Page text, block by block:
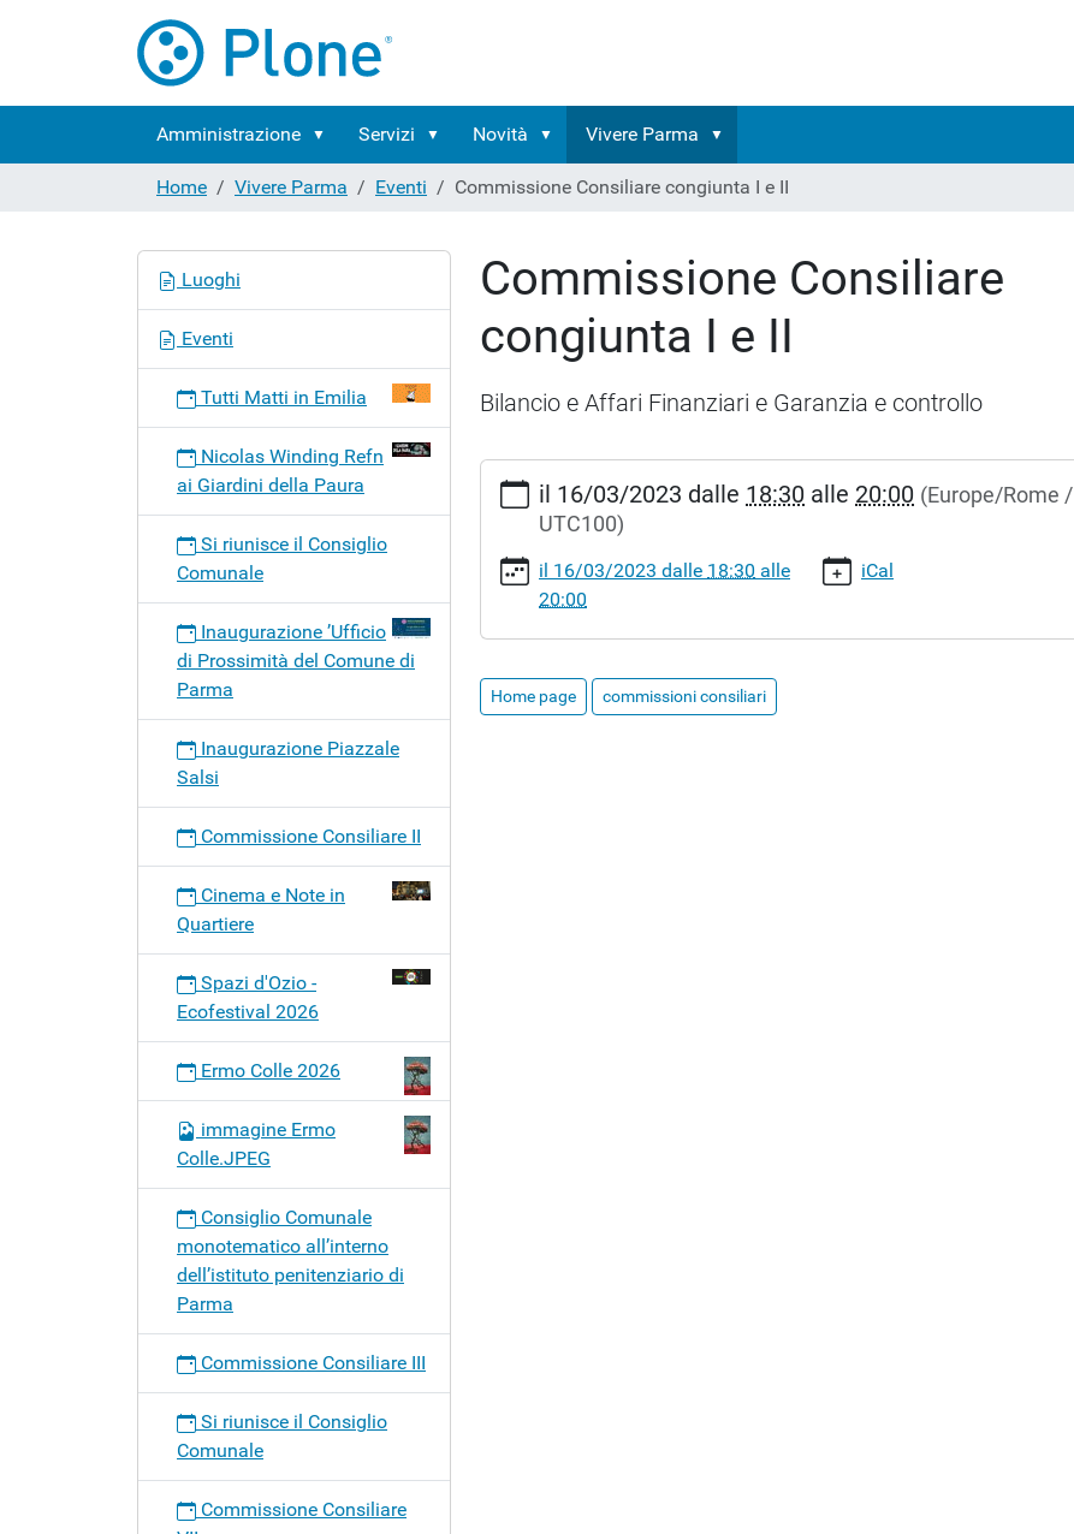
Amministrazione Servizi Novità Vivere Parma
Home
Vivere Parma Eventi Commissione Consiliare congiunta I e II
Commissione Consiliare
congiunta I e II
Bilancio e Affari Finanziari e Garanzia e controllo
https://www.comune.parma.it/api/it/vivere-
parma/eventi/commissione-
consiliare-
congiunta-
ii-
2
Commissione
il 16/03/2023 dalle 18:30 alle 20:00 (Europe/Rome /
UTC100)
il 16/03/2023 dalle 18:30 alle
20:00
iCal
Home page commissioni consiliari
n
Luoghi
Eventi
Tutti Matti in Emilia
Nicolas Winding Refn
ai Giardini della Paura
Si riunisce il Consiglio
Comunale
Inaugurazione ’Ufficio
di Prossimità del Comune di
Parma
Inaugurazione Piazzale
Salsi
Commissione Consiliare II
Cinema e Note in
Quartiere
Spazi d'Ozio -
Ecofestival 2026
Ermo Colle 2026
immagine Ermo
Colle.JPEG
Consiglio Comunale
monotematico all’interno
dell’istituto penitenziario di
Parma
Commissione Consiliare III
Si riunisce il Consiglio
Comunale
Commissione Consiliare